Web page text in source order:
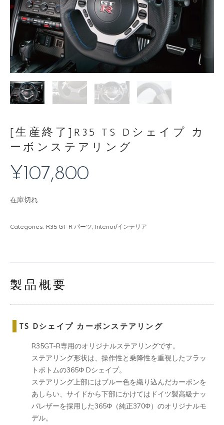
[生産終了]R35 TS Dシェイプ カ
ーボンステアリング
¥ 107,800
在庫切れ
Categories: R35 GT-R パーツ, Interior/インテリア
製品概要
TS Dシェイプ カーボンステアリング
R35GT-R専用のオリジナルステアリングです。
ステアリング形状は、操作性と乗降性を重視したフラッ
トボトムの365Φ Dシェイプ。
ステアリング上部にはブルー色を織り込んだカーボンを
あしらい、サイドから下部にかけてはドイツ製高級ナッ
パレザーを採用した365Φ（純正370Φ）のオリジナルモ
デル。